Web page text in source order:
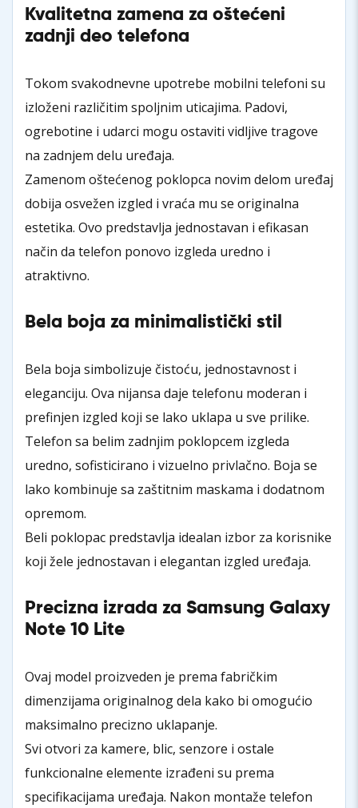
Kvalitetna zamena za oštećeni
zadnji deo telefona
Tokom svakodnevne upotrebe mobilni telefoni su
izloženi različitim spoljnim uticajima. Padovi,
ogrebotine i udarci mogu ostaviti vidljive tragove
na zadnjem delu uređaja.
Zamenom oštećenog poklopca novim delom uređaj
dobija osvežen izgled i vraća mu se originalna
estetika. Ovo predstavlja jednostavan i efikasan
način da telefon ponovo izgleda uredno i
atraktivno.
Bela boja za minimalistički stil
Bela boja simbolizuje čistoću, jednostavnost i
eleganciju. Ova nijansa daje telefonu moderan i
prefinjen izgled koji se lako uklapa u sve prilike.
Telefon sa belim zadnjim poklopcem izgleda
uredno, sofisticirano i vizuelno privlačno. Boja se
lako kombinuje sa zaštitnim maskama i dodatnom
opremom.
Beli poklopac predstavlja idealan izbor za korisnike
koji žele jednostavan i elegantan izgled uređaja.
Precizna izrada za Samsung Galaxy
Note 10 Lite
Ovaj model proizveden je prema fabričkim
dimenzijama originalnog dela kako bi omogućio
maksimalno precizno uklapanje.
Svi otvori za kamere, blic, senzore i ostale
funkcionalne elemente izrađeni su prema
specifikacijama uređaja. Nakon montaže telefon